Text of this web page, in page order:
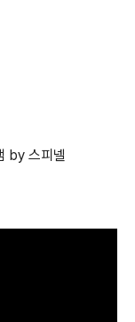
by 스피넬